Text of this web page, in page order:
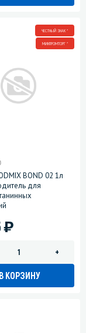
ЧЕСТНЫЙ ЗНАК *
МИНПРОМТОРГ *
BOND 02 1л
для
)
+
В КОРЗИНУ